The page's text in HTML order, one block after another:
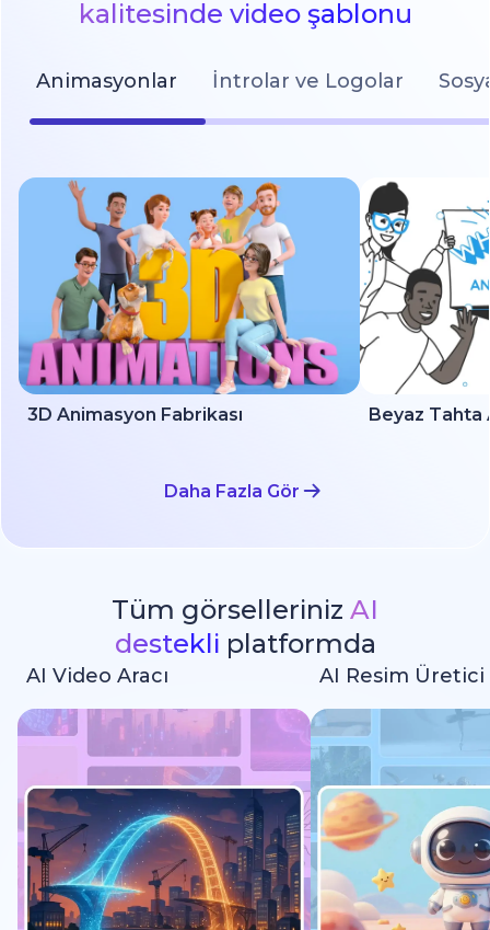
kalitesinde video şablonu
Animasyonlar İntrolar ve Logolar
3D Animasyon Fabrikası Beyaz Tahta
Daha Fazla Gör
Tüm görselleriniz AI
destekli platformda
AI Video Aracı AI Resim Üretici